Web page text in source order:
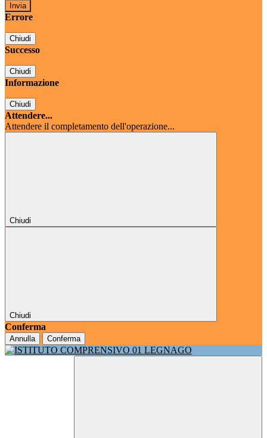
Errore
Chiudi
Successo
Chiudi
Informazione
Chiudi
Attendere...
Attendere il completamento dell'operazione...
Chiudi
Chiudi
Conferma
Annulla Conferma